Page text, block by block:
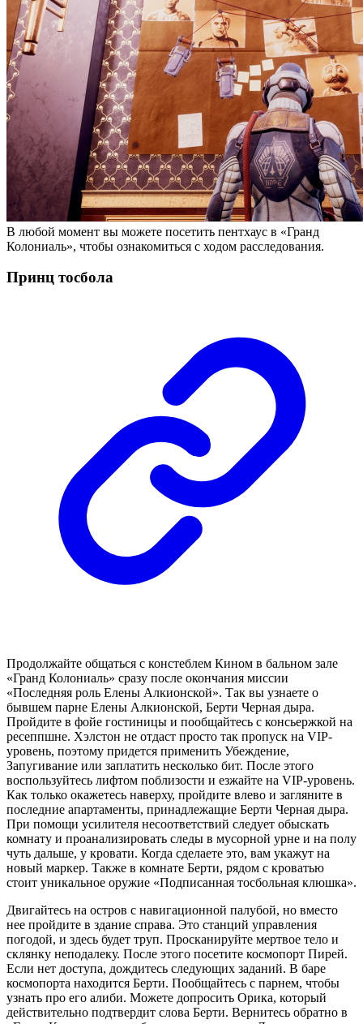
В любой момент вы можете посетить пентхаус в «Гранд
Колониаль», чтобы ознакомиться с ходом расследования.
Принц тосбола
Продолжайте общаться с констеблем Кином в бальном зале
«Гранд Колониаль» сразу после окончания миссии
«Последняя роль Елены Алкионской». Так вы узнаете о
бывшем парне Елены Алкионской, Берти Черная дыра.
Пройдите в фойе гостиницы и пообщайтесь с консьержкой на
ресеппшне. Хэлстон не отдаст просто так пропуск на VIP-
уровень, поэтому придется применить Убеждение,
Запугивание или заплатить несколько бит. После этого
воспользуйтесь лифтом поблизости и езжайте на VIP-уровень.
Как только окажетесь наверху, пройдите влево и загляните в
последние апартаменты, принадлежащие Берти Черная дыра.
При помощи усилителя несоответствий следует обыскать
комнату и проанализировать следы в мусорной урне и на полу
чуть дальше, у кровати. Когда сделаете это, вам укажут на
новый маркер. Также в комнате Берти, рядом с кроватью
стоит уникальное оружие «Подписанная тосбольная клюшка».
Двигайтесь на остров с навигационной палубой, но вместо
нее пройдите в здание справа. Это станций управления
погодой, и здесь будет труп. Просканируйте мертвое тело и
склянку неподалеку. После этого посетите космопорт Пирей.
Если нет доступа, дождитесь следующих заданий. В баре
космопорта находится Берти. Пообщайтесь с парнем, чтобы
узнать про его алиби. Можете допросить Орика, который
действительно подтвердит слова Берти. Вернитесь обратно в